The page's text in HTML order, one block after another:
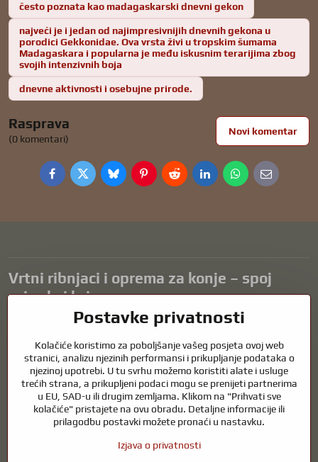
često poznata kao madagaskarski dnevni gekon
najveći je i jedan od najimpresivnijih dnevnih gekona u
porodici Gekkonidae. Ova vrsta živi u tropskim šumama
Madagaskara i popularna je među iskusnim terarijima zbog
svojih intenzivnih boja
dnevne aktivnosti i osebujne prirode.
Rasprava
(0 komentari)
Novi komentar
FacebookTwitterBlueskyPinterestRedditLinkedInWhatsApp
E-
mail
Vrtni ribnjaci i oprema za konje – spoj
prirode i brige
Vrtni ribnjaci prekrasan su dodatak svakom eksterijeru i stvaraju
skladno okruženje za opuštanje i život vodenih životinja. Pravilna
tehnologija, filtracija i redovito održavanje ključni su za čistu vodu i
zdrav ribnjak tijekom cijele godine. Jednako važna je briga o
životinjama koje su dio naših života.
Konjima je potrebna visokokvalitetna oprema za jahanje, pravilna
prehrana i odgovorna briga kako bi bili zdravi, jaki i zadovoljni. Bilo da
stvoriti okruženje koje podržava prirodnu ravnotežu, sigurnost i
Postavke privatnosti
Kolačiće koristimo za poboljšanje vašeg posjeta ovoj web
stranici, analizu njezinih performansi i prikupljanje podataka o
njezinoj upotrebi. U tu svrhu možemo koristiti alate i usluge
trećih strana, a prikupljeni podaci mogu se prenijeti partnerima
u EU, SAD-u ili drugim zemljama. Klikom na "Prihvati sve
kolačiće" pristajete na ovu obradu. Detaljne informacije ili
prilagodbu postavki možete pronaći u nastavku.
Izjava o privatnosti